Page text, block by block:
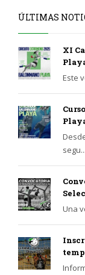
ÚLTIMAS
XI
Este
segu...
Una